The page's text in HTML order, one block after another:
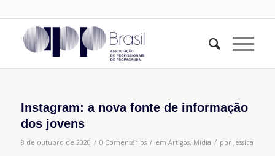
Instagram: a nova fonte de informação
dos jovens
8 de outubro de 2020 / 0 Comentários / em Artigos, Mídia / por Jessica